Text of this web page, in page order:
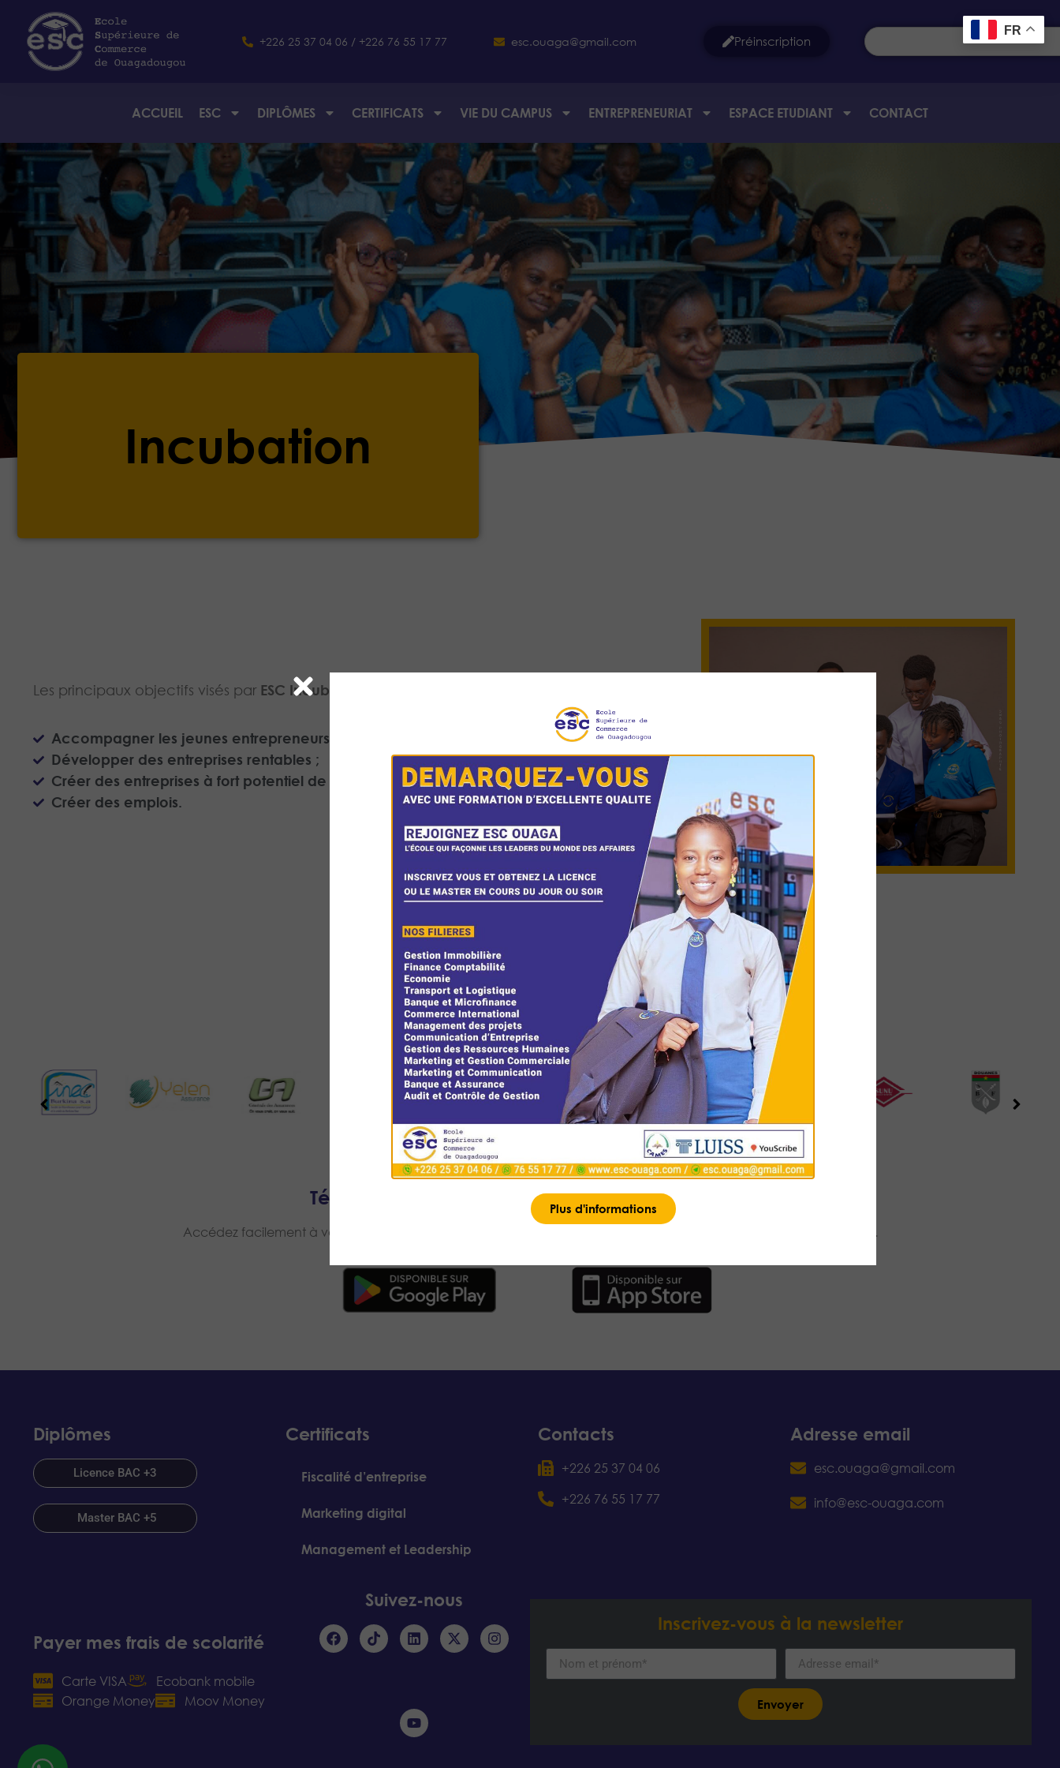
+226 25 37 04 06 / +226 76 55 17 77 esc.ouaga@gmail.com Préinscription
ACCUEIL ESC DIPLÔMES CERTIFICATS VIE DU CAMPUS ENTREPRENEURIAT ESPACE ETUDIANT CONTACT
Incubation
Les principaux objectifs visés par ESC Incubation
Accompagner les jeunes entrepreneurs potentiels ;
Développer des entreprises rentables ;
Créer des entreprises à fort potentiel de croissance ;
Créer des emplois.
PARTENAIRES
Télécharger l'application ESC OUAGA Timetable
Accédez facilement à votre emploi du temps, restez à jour sur vos cours et organisez vos journées en toute simplicité.
Diplômes
Licence BAC +3
Master BAC +5
Certificats
Fiscalité d’entreprise
Marketing digital
Management et Leadership
Contacts
+226 25 37 04 06
+226 76 55 17 77
Adresse email
esc.ouaga@gmail.com
info@esc-ouaga.com
Payer mes frais de scolarité
Carte VISA
Ecobank mobile
Orange Money
Moov Money
Suivez-nous
Inscrivez-vous à la newsletter
Envoyer
FR
Plus d'informations